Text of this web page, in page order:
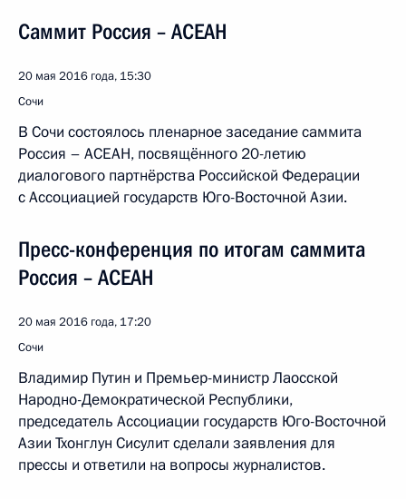
Саммит Россия – АСЕАН
20 мая 2016 года, 15:30
Сочи
В Сочи состоялось пленарное заседание саммита
Россия – АСЕАН, посвящённого 20-летию
диалогового партнёрства Российской Федерации
с Ассоциацией государств Юго-Восточной Азии.
Пресс-конференция по итогам саммита
Россия – АСЕАН
20 мая 2016 года, 17:20
Сочи
Владимир Путин и Премьер-министр Лаосской
Народно-Демократической Республики,
председатель Ассоциации государств Юго-Восточной
Азии Тхонглун Сисулит сделали заявления для
прессы и ответили на вопросы журналистов.